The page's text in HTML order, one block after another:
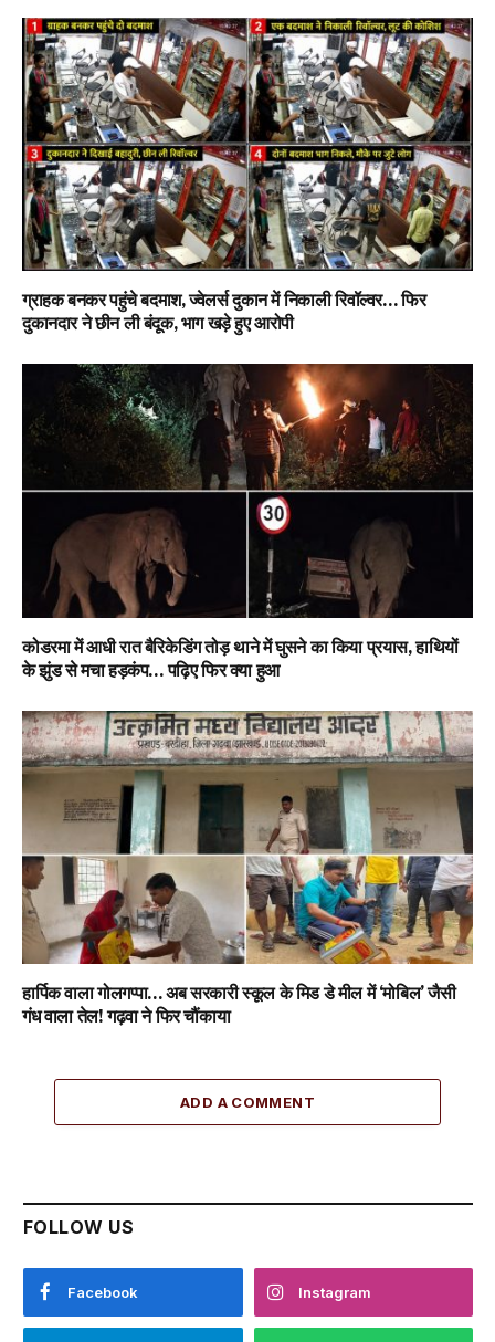
ग्राहक बनकर पहुंचे बदमाश, ज्वेलर्स दुकान में निकाली रिवॉल्वर… फिर
दुकानदार ने छीन ली बंदूक, भाग खड़े हुए आरोपी
कोडरमा में आधी रात बैरिकेडिंग तोड़ थाने में घुसने का किया प्रयास, हाथियों
के झुंड से मचा हड़कंप… पढ़िए फिर क्या हुआ
हार्पिक वाला गोलगप्पा… अब सरकारी स्कूल के मिड डे मील में ‘मोबिल’ जैसी
गंध वाला तेल! गढ़वा ने फिर चौंकाया
ADD A COMMENT
FOLLOW US
Facebook Instagram